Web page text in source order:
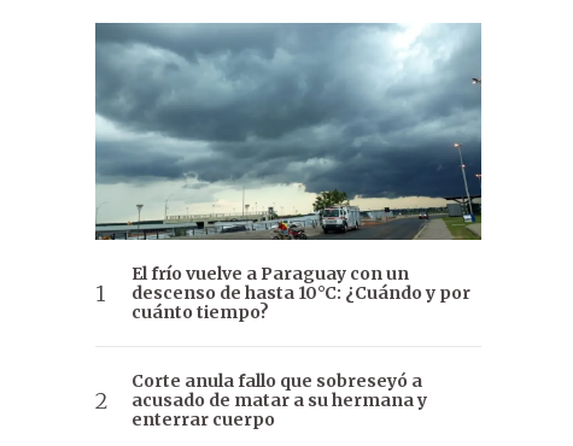
El frío vuelve a Paraguay con un
descenso de hasta 10°C: ¿Cuándo y por
cuánto tiempo?
Corte anula fallo que sobreseyó a
acusado de matar a su hermana y
enterrar cuerpo